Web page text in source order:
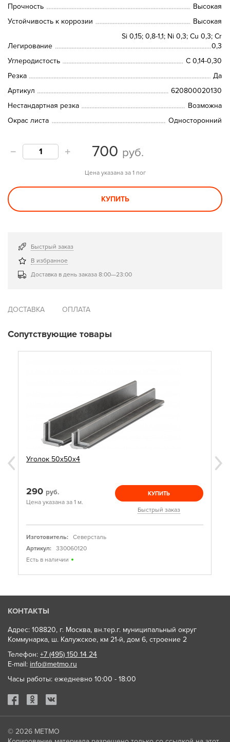
Прочность
Высокая
Устойчивость к коррозии
Высокая
Легирование
Si 0,15; 0,8-1,1; Ni 0,3; Сu 0,3; Cr
0,3
Углеродистость
C 0,14-0,30
Резка
Да
Артикул
620800020130
Нестандартная резка
Возможна
Окрас листа
Односторонний
700 руб.
Цена указана за 1 пог
КУПИТЬ
Быстрый заказ
В избранное
Доставка в день заказа 8:00—23:00
ДОСТАВКА ОПЛАТА
Сопутствующие товары
Уголок 50х50х4
290 руб.
Цена указана за 1 м.
КУПИТЬ
Быстрый заказ
Изготовитель:
Северсталь
Артикул:
330060120
Есть в наличии
КОНТАКТЫ
Адрес: 108820, г. Москва, вн.тер.г. муниципальный округ
Коммунарка, ш. Калужское, км 21-й, дом 6, строение 2
Телефон: +7 (495) 150 14 24
E-mail: info@metmo.ru
Часы работы: ежедневно 10:00 - 18:00
© 2026 МЕТМО